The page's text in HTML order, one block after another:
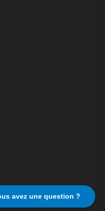
avez une question ?